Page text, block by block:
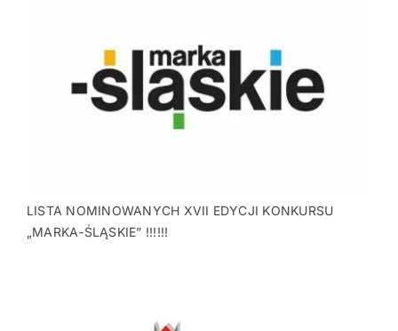
LISTA NOMINOWANYCH XVII EDYCJI KONKURSU
„MARKA-ŚLĄSKIE” !!!!!!